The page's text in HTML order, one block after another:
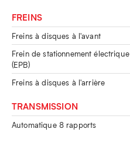
FREINS
Freins à disques à l'avant
Frein de stationnement électrique
(EPB)
Freins à disques à l'arrière
TRANSMISSION
Automatique 8 rapports